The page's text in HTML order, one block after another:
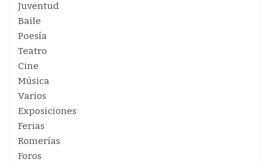
Juventud
Baile
Poesía
Teatro
Cine
Música
Varios
Exposiciones
Ferias
Romerías
Foros